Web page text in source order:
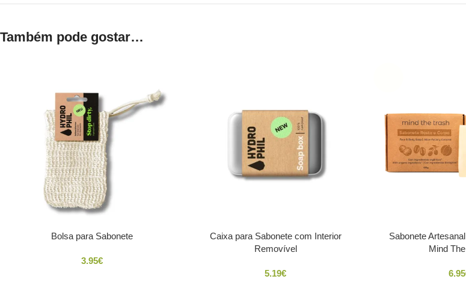
Também pode gostar…
Bolsa para Sabonete
3.95€
Caixa para Sabonete com Interior
Removível
5.19€
Sabonete
Mind
6.95